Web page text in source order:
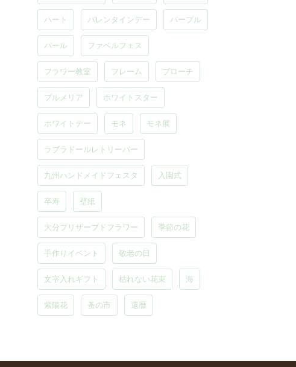
ハート バレンタインデー パープル
パール ファベルフェス
フラワー教室 フレーム ブローチ
プルメリア ホワイトスター
ホワイトデー モネ モネ展
ラブラドールレトリーバー
九州ハンドメイドフェスタ 入園式
卒寿 壁紙
大分プリザーブドフラワー 季節の花
手作りイベント 敬老の日
文字入れギフト 枯れない花束 海
紫陽花 蚤の市 還暦